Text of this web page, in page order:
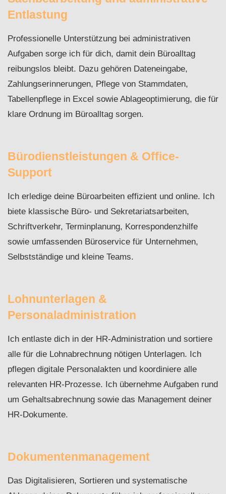
Entlastung
Professionelle Unterstützung bei administrativen
Aufgaben sorge ich für dich, damit dein Büroalltag
reibungslos bleibt. Dazu gehören Dateneingabe,
Zahlungserinnerungen, Pflege von Stammdaten,
Tabellenpflege in Excel sowie Ablageoptimierung, die für
klare Ordnung im Büroalltag sorgen.
Bürodienstleistungen & Office-
Support
Ich erledige deine Büroarbeiten effizient und online. Ich
biete klassische Büro- und Sekretariatsarbeiten,
Schriftverkehr, Terminplanung, Korrespondenzhilfe
sowie umfassenden Büroservice für Unternehmen,
Selbstständige und kleine Teams.
Lohnunterlagen &
Personaladministration
Ich entlaste dich in der HR-Administration und sortiere
alle für die Lohnabrechnung nötigen Unterlagen. Ich
pflegen digitale Personalakten und koordiniere alle
relevanten HR-Prozesse. Ich übernehme Aufgaben rund
um Gehaltsabrechnung sowie das Management deiner
HR-Dokumente.
Dokumentenmanagement
Das Digitalisieren, Sortieren und systematische